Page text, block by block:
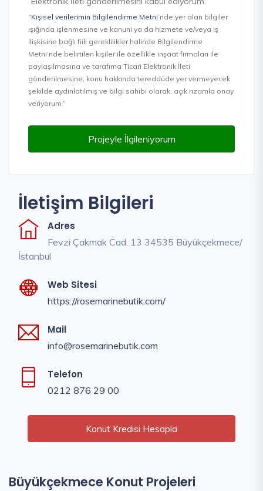
“Kişisel verilerimin Bilgilendirme Metni’nde yer alan bilgiler
ışığında işlenmesine ve kanuni ya da hizmete ve/veya iş
ilişkisine bağlı fiili gereklilikler halinde Bilgilendirme
Metni’nde belirtilen kişiler ile özellikle inşaat firmaları ile
paylaşılmasına ve tarafıma Ticari Elektronik İleti
gönderilmesine, konu hakkında tereddüde yer vermeyecek
şekilde aydınlatılmış ve bilgi sahibi olarak, açık rızamla onay
veriyorum.”
Projeyle İlgileniyorum
İletişim Bilgileri
Adres
Fevzi Çakmak Cad. 13 34535 Büyükçekmece/
İstanbul
Web Sitesi
https://rosemarinebutik.com/
Mail
info@rosemarinebutik.com
Telefon
0212 876 29 00
Konut Kredisi Hesapla
Büyükçekmece Konut Projeleri